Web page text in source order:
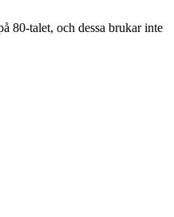
80-talet, och dessa brukar inte